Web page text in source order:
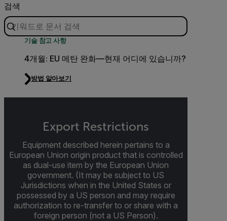
검색
기술 참고 사항
4개월: EU 메탄 완화—현재 어디에 있습니까?
방법 알아보기
Export Restrictions
Equipment described herein pertains to a
European Union origin product that is controlled
as dual-use item by the European Union
government. (It may be subject to US
Jurisdictions when in the United States or
possessed by a US person and may require
authorization to re-transfer to or share with a
foreign person (not a US Person).